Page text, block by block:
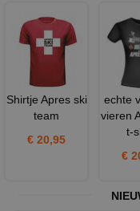
Shirtje Apres ski
team
€ 20,95
echte
vieren
t-
€